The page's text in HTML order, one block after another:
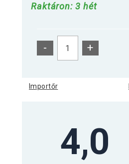
Raktáron: 3 hét
- +
Importőr
4,0